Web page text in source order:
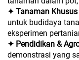
✦ Tanaman Khusus
untuk budidaya
eksperimen
✦ Pendidikan &
demonstrasi yang